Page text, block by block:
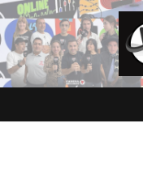
Saltar
al
contenido